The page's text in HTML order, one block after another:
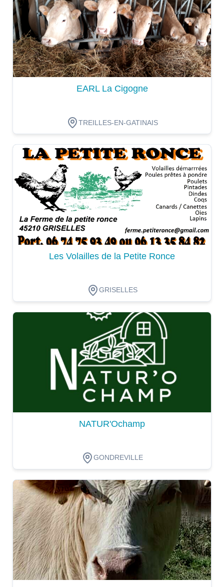
EARL La Cigogne
TREILLES-EN-GATINAIS
Dégustation
Les Volailles de la Petite Ronce
GRISELLES
NATUR'Ochamp
GONDREVILLE
Dégustation